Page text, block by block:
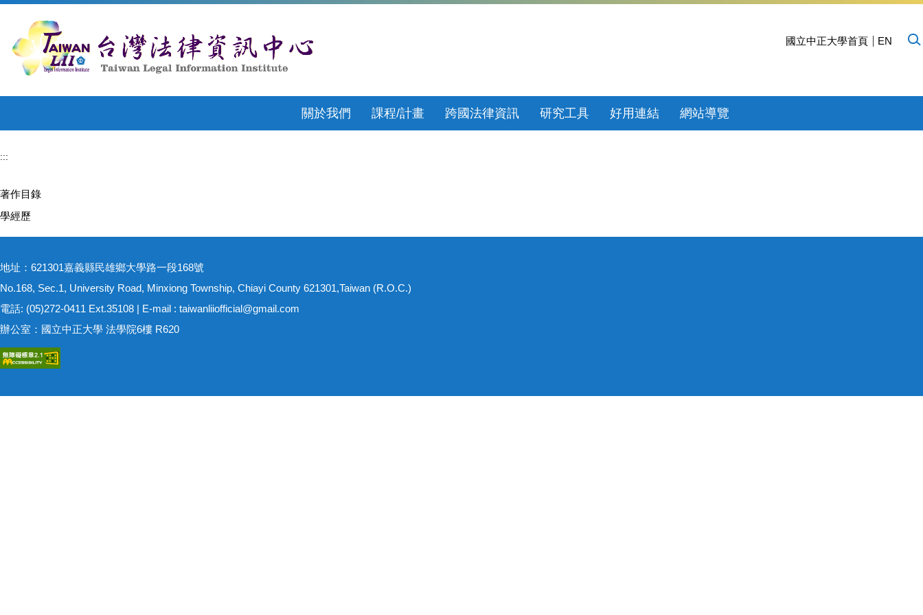
要
區
國立中正大學首頁 EN
關於我們 課程/計畫 跨國法律資訊 研究工具 好用連結 網站導覽
:::
著作目錄
學經歷
地址：621301嘉義縣民雄鄉大學路一段168號
No.168, Sec.1, University Road, Minxiong Township, Chiayi County 621301,Taiwan (R.O.C.)
電話: (05)272-0411 Ext.35108 | E-mail : taiwanliiofficial@gmail.com
辦公室：國立中正大學 法學院6樓 R620